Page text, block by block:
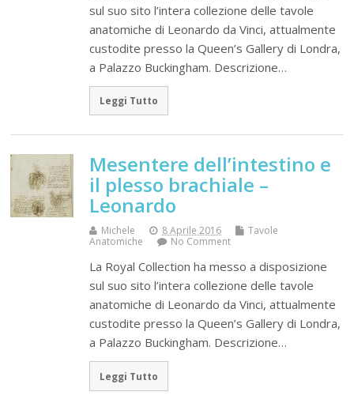
sul suo sito l’intera collezione delle tavole
anatomiche di Leonardo da Vinci, attualmente
custodite presso la Queen’s Gallery di Londra,
a Palazzo Buckingham. Descrizione…
Leggi Tutto
Mesentere dell’intestino e
il plesso brachiale –
Leonardo
Michele 8 Aprile 2016
Tavole
Anatomiche
No Comment
La Royal Collection ha messo a disposizione
sul suo sito l’intera collezione delle tavole
anatomiche di Leonardo da Vinci, attualmente
custodite presso la Queen’s Gallery di Londra,
a Palazzo Buckingham. Descrizione…
Leggi Tutto